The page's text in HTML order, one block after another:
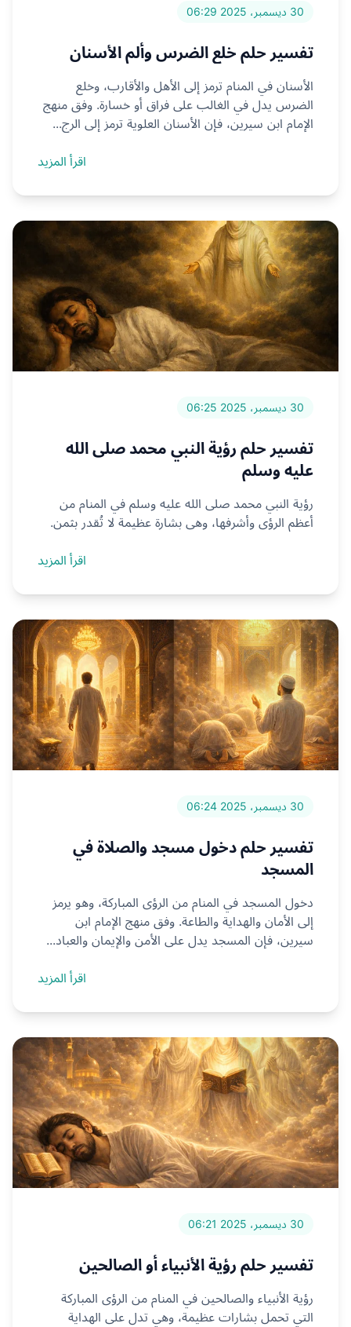
30 ديسمبر، 2025 06:29
تفسير حلم خلع الضرس وألم الأسنان
الأسنان في المنام ترمز إلى الأهل والأقارب، وخلع
الضرس يدل في الغالب على فراق أو خسارة. وفق منهج
الإمام ابن سيرين، فإن الأسنان العلوية ترمز إلى الرج...
اقرأ المزيد
30 ديسمبر، 2025 06:25
تفسير حلم رؤية النبي محمد صلى الله
عليه وسلم
رؤية النبي محمد صلى الله عليه وسلم في المنام من
أعظم الرؤى وأشرفها، وهي بشارة عظيمة لا تُقدر بثمن.
اقرأ المزيد
30 ديسمبر، 2025 06:24
تفسير حلم دخول مسجد والصلاة في
المسجد
دخول المسجد في المنام من الرؤى المباركة، وهو يرمز
إلى الأمان والهداية والطاعة. وفق منهج الإمام ابن
سيرين، فإن المسجد يدل على الأمن والإيمان والعباد...
اقرأ المزيد
30 ديسمبر، 2025 06:21
تفسير حلم رؤية الأنبياء أو الصالحين
رؤية الأنبياء والصالحين في المنام من الرؤى المباركة
التي تحمل بشارات عظيمة، وهي تدل على الهداية